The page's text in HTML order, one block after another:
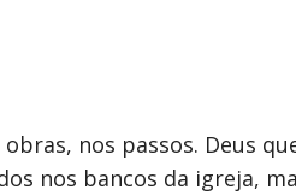
nos passos. Deus
nos bancos da igreja,